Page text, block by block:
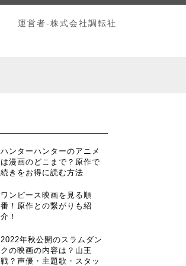
運営者-株式会社調転社
ハンターハンターのアニメ
は漫画のどこまで？原作で
続きをお得に読む方法
ワンピース映画を見る順
番！原作との繋がりも紹
介！
2022年秋公開のスラムダン
クの映画の内容は？山王
戦？声優・主題歌・スタッ